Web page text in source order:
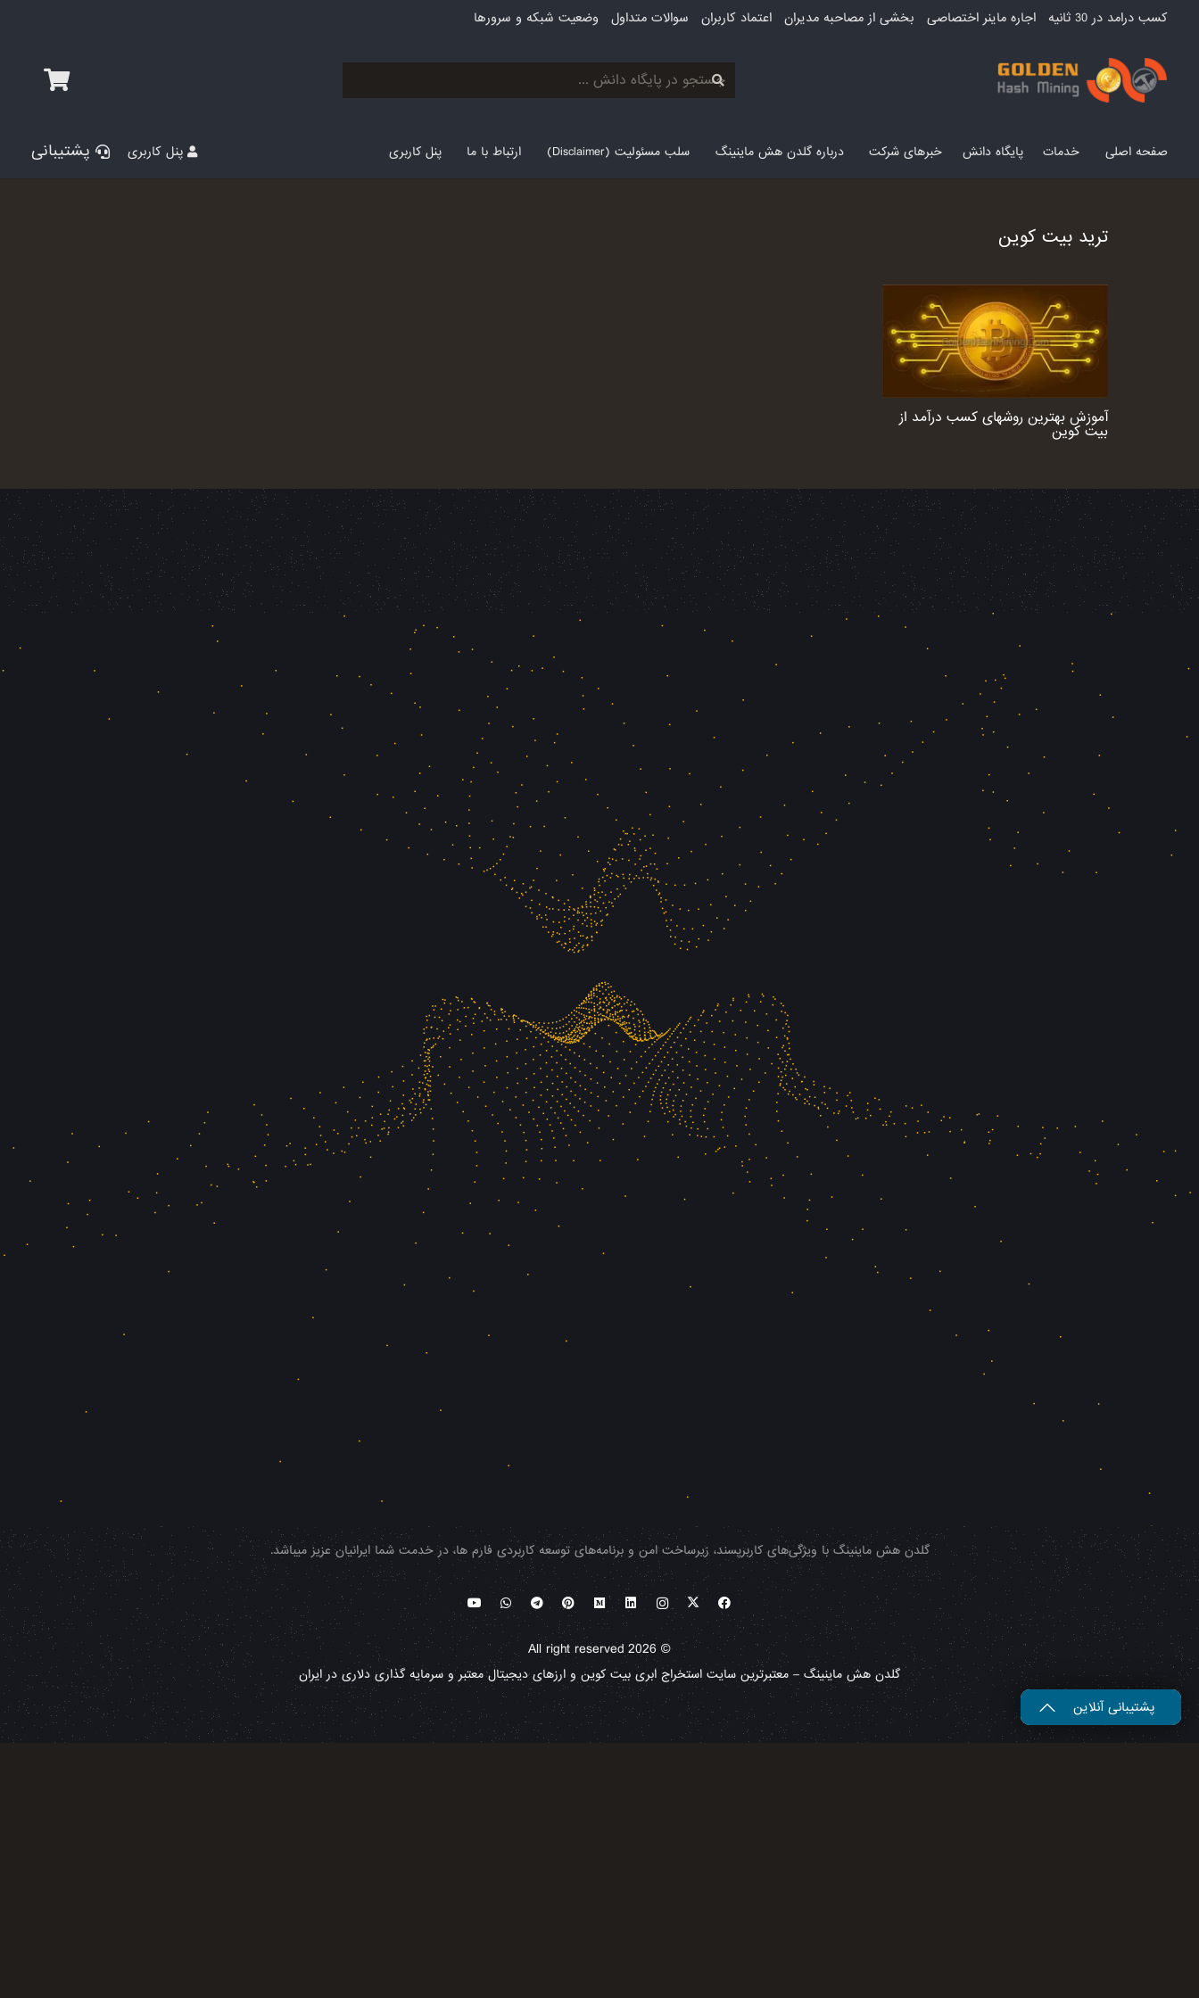
کسب درامد در 30 ثانیه اجاره ماینر اختصاصی بخشی از مصاحبه مدیران اعتماد کاربران سوالات متداول وضعیت شبکه و سرورها
صفحه اصلی خدمات پایگاه دانش خبرهای شرکت درباره گلدن هش ماینینگ سلب مسئولیت (Disclaimer) ارتباط با ما پنل کاربری پنل کاربری پشتیبانی
ترید بیت کوین
آموزش بهترین روشهای کسب درآمد از
بیت کوین
گلدن هش ماینینگ با ویژگی‌های کاربرپسند، زیرساخت امن و برنامه‌های توسعه کاربردی فارم ها، در خدمت شما ایرانیان عزیز میباشد.
© All right reserved 2026
گلدن هش ماینینگ – معتبرترین سایت استخراج ابری بیت کوین و ارزهای دیجیتال معتبر و سرمایه گذاری دلاری در ایران
پشتیبانی آنلاین